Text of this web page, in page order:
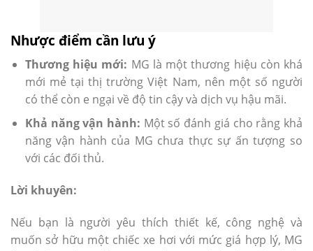
Nhược điểm cần lưu ý
Thương hiệu mới: MG là một thương hiệu còn khá
mới mẻ tại thị trường Việt Nam, nên một số người
có thể còn e ngại về độ tin cậy và dịch vụ hậu mãi.
Khả năng vận hành: Một số đánh giá cho rằng khả
năng vận hành của MG chưa thực sự ấn tượng so
với các đối thủ.
Lời khuyên:
Nếu bạn là người yêu thích thiết kế, công nghệ và
muốn sở hữu một chiếc xe hơi với mức giá hợp lý, MG